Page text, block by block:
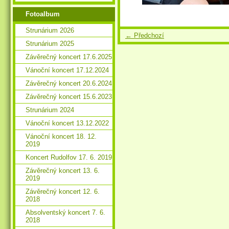
← Předchozí
Fotoalbum
Strunárium 2026
Strunárium 2025
Závěrečný koncert 17.6.2025
Vánoční koncert 17.12.2024
Závěrečný koncert 20.6.2024
Závěrečný koncert 15.6.2023
Strunárium 2024
Vánoční koncert 13.12.2022
Vánoční koncert 18. 12.
2019
Koncert Rudolfov 17. 6. 2019
Závěrečný koncert 13. 6.
2019
Závěrečný koncert 12. 6.
2018
Absolventský koncert 7. 6.
2018